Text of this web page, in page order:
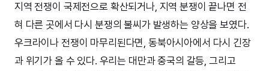
지역 전쟁이 국제전으로 확산되거나, 지역 분쟁이 끝나면 전
혀 다른 곳에서 다시 분쟁의 불씨가 발생하는 양상을 보였다.
우크라이나 전쟁이 마무리된다면, 동북아시아에서 다시 긴장
과 위기가 올 수 있다. 우리는 대만과 중국의 갈등, 그리고